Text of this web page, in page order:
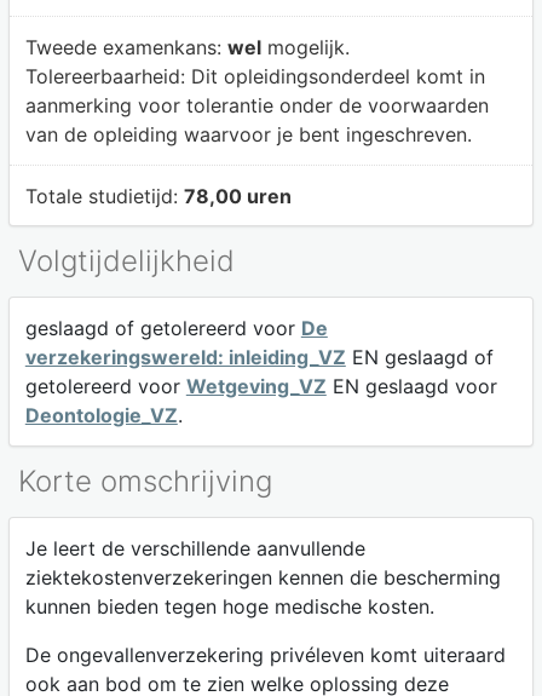
Tweede examenkans: welmogelijk.
Tolereerbaarheid: Dit opleidingsonderdeel komt in
aanmerking voor tolerantie onder de voorwaarden
van de opleiding waarvoor je bent ingeschreven.
Totale studietijd: 78,00 uren
Volgtijdelijkheid
geslaagd of getolereerd voor De
verzekeringswereld: inleiding_VZ EN geslaagd of
getolereerd voor Wetgeving_VZ EN geslaagd voor
Deontologie_VZ.
Korte omschrijving
Je leert de verschillende aanvullende
ziektekostenverzekeringen kennen die bescherming
kunnen bieden tegen hoge medische kosten.
De ongevallenverzekering privéleven komt uiteraard
ook aan bod om te zien welke oplossing deze